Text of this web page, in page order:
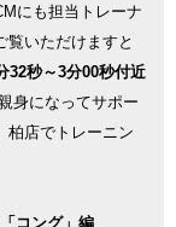
にも担当トレーナ
覧いただけますと
32秒～3分00秒付近
身になってサポー
柏店でトレーニン
コング」編